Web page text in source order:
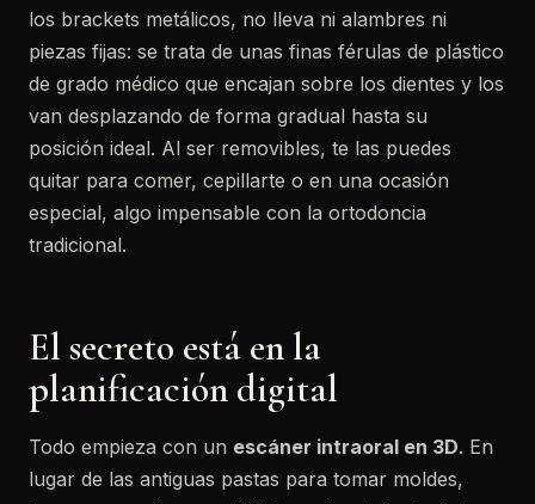
los brackets metálicos, no lleva ni alambres ni
piezas fijas: se trata de unas finas férulas de plástico
de grado médico que encajan sobre los dientes y los
van desplazando de forma gradual hasta su
posición ideal. Al ser removibles, te las puedes
quitar para comer, cepillarte o en una ocasión
especial, algo impensable con la ortodoncia
tradicional.
El secreto está en la
planificación digital
Todo empieza con un escáner intraoral en 3D. En
lugar de las antiguas pastas para tomar moldes,